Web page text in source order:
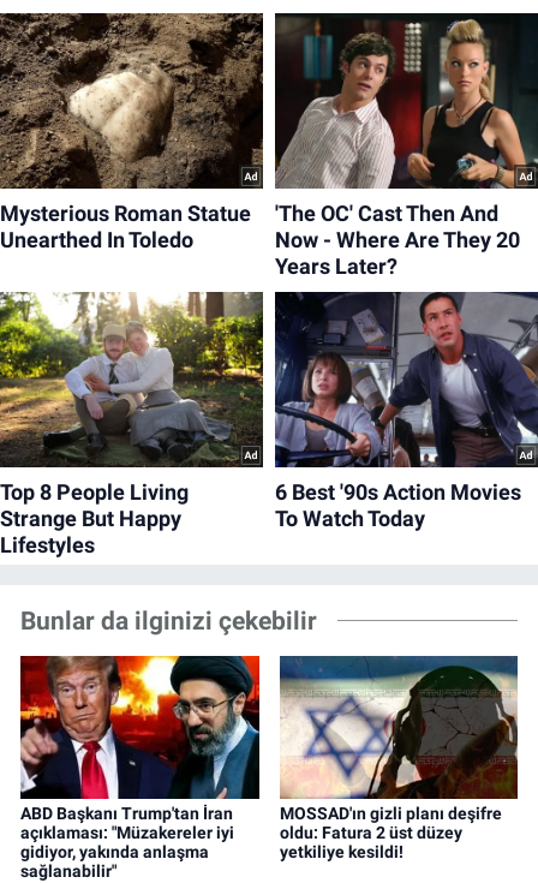
Bunlar da ilginizi çekebilir
ABD Başkanı Trump'tan İran
açıklaması: "Müzakereler iyi
gidiyor, yakında anlaşma
sağlanabilir"
MOSSAD'ın gizli planı deşifre
oldu: Fatura 2 üst düzey
yetkiliye kesildi!